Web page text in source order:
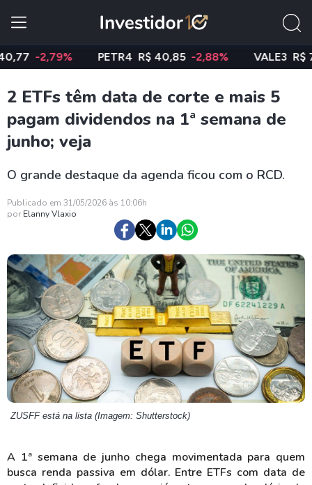
-2,79% PETR4 R$ 40,85 -2,88% VALE3 R$ 74,97
2 ETFs têm data de corte e mais 5
pagam dividendos na 1ª semana de
junho; veja
O grande destaque da agenda ficou com o RCD.
Publicado em 31/05/2026 às 10:06h
por Elanny Vlaxio
ZUSFF está na lista (Imagem: Shutterstock)
A 1ª semana de junho chega movimentada para quem
busca renda passiva em dólar. Entre ETFs com data de